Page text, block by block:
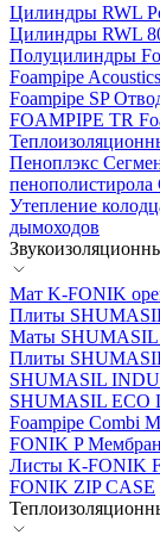
Цилиндры RWL
Цилиндры RWL
Полуцилиндры
Foampipe
Foampipe SP
FOAMPIPE TR
Пеноплэкс
пенополистирола
Утепление
дымоходов
Мат K-FONIK
Плиты
Маты SHUMASIL
Плиты
SHUMASIL
SHUMASIL ECO
Foampipe Combi
FONIK P
Листы K-FONIK
FONIK ZIP CASE